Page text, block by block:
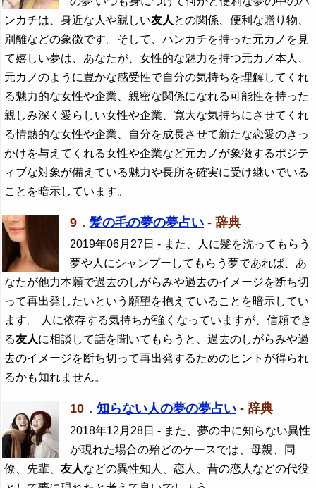
ンカチは、身近な人や親しい友人 との関係、便利な贈り物、
別離などの象徴です。そして、ハンカチを持った元カノを見
て嬉しい夢は、あなたが、女性的な魅力を持つ元カノ本人、
元カノのように豊かな感受性で自分の気持ちを理解してくれ
る魅力的な女性や企業、親密な関係になれる可能性を持った
親しみ深く愛らしい女性や企業、寛大な気持ちにさせてくれ
る情熱的な女性や企業、自分を成長させて新たな恋愛のきっ
かけを与えてくれる女性や企業など元カノが象徴するポジテ
ィブな対象が備えている魅力や長所を確実に受け継いでいる
ことを暗示しています。
9． 髪の毛の夢の夢占い - 辞典
2019年06月27日 - また、人に髪を洗ってもらう
夢や人にシャンプーしてもらう夢であれば、あ
なたが他力本願で過去のしがらみや過去のイメージを断ち切
って再出発したいという願望を抱えていることを暗示してい
ます。 人に依存する気持ちが強くなっていますが、信頼でき
る友人に相談して話を聞いてもらうと、過去のしがらみや過
去のイメージを断ち切って再出発するためのヒントが得られ
るかも知れません。
10． 知らない人の夢の夢占い - 辞典
2018年12月28日 - また、夢の中に知らない異性
が現れた場合の殆どのケースでは、母親、同
僚、先輩、友人などの異性知人、恋人、昔の恋人などの代役